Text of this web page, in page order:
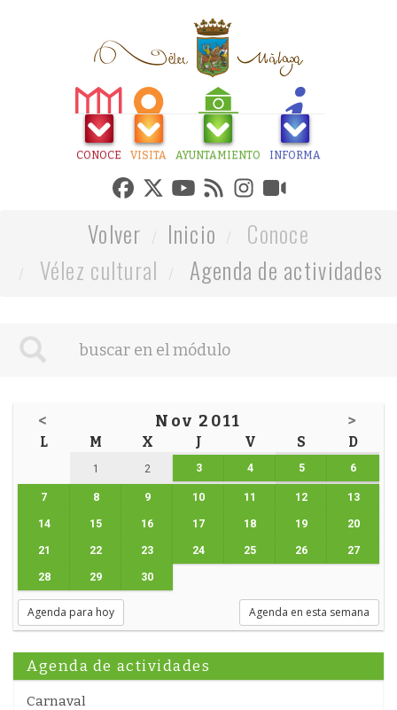
CONOCE VISITA AYUNTAMIENTO INFORMA
Volver Inicio
Conoce
Vélez cultural
Agenda de actividades
< Nov 2011 >
L M X J V S D
1 2 3 4 5 6
7 8 9 10 11 12 13
14 15 16 17 18 19 20
21 22 23 24 25 26 27
28 29 30
Agenda para hoy Agenda en esta semana
Agenda de actividades
Carnaval